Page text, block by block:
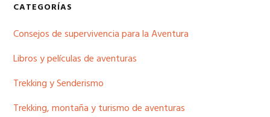
Barra
lateral
principal
CATEGORÍAS
Consejos de supervivencia para la Aventura
Libros y películas de aventuras
Trekking y Senderismo
Trekking, montaña y turismo de aventuras